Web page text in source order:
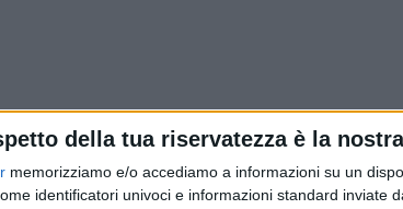
della tua riservatezza è la
memorizziamo e/o accediamo a informazioni su un
identificatori univoci e informazioni standard inviate
voti - 42,27%